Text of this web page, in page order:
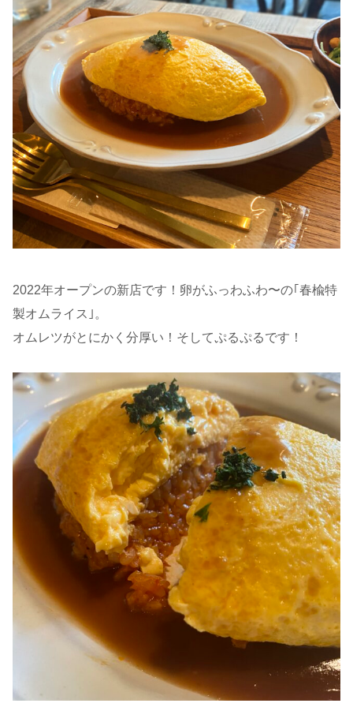
2022年オープンの新店です！卵がふっわふわ〜の｢春楡特
製オムライス｣。
オムレツがとにかく分厚い！そしてぷるぷるです！